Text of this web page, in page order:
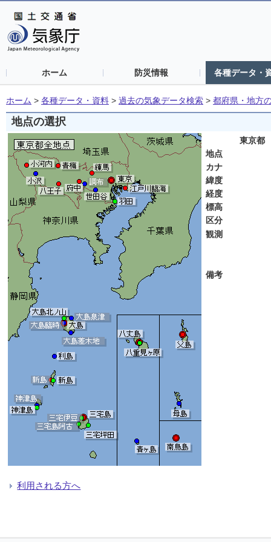
ホーム 防災情報 各種データ・
ホーム > 各種データ・資料 > 過去の気象データ検索 > 都府県・地方
地点の選択
東京都
地点
カナ
緯度
経度
標高
区分
観測
備考
利用される方へ